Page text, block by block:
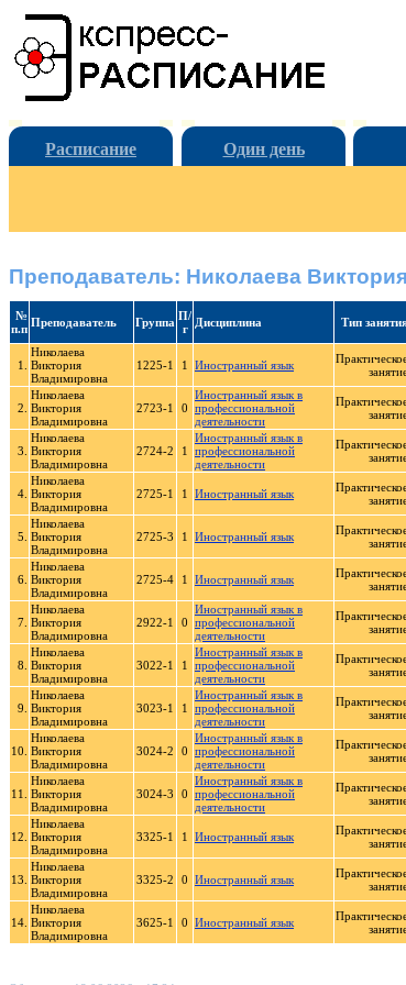
Расписание Один день
Преподаватель: Николаева
№
п.п Преподаватель Группа П/
г
Дисциплина Тип
1.
Николаева
Виктория
Владимировна
1225-1 1 Иностранный язык
2.
Николаева
Виктория
Владимировна
2723-1 0
Иностранный язык в
профессиональной
деятельности
3.
Николаева
Виктория
Владимировна
2724-2 1
Иностранный язык в
профессиональной
деятельности
4.
Николаева
Виктория
Владимировна
2725-1 1 Иностранный язык
5.
Николаева
Виктория
Владимировна
2725-3 1 Иностранный язык
6.
Николаева
Виктория
Владимировна
2725-4 1 Иностранный язык
7.
Николаева
Виктория
Владимировна
2922-1 0
Иностранный язык в
профессиональной
деятельности
8.
Николаева
Виктория
Владимировна
3022-1 1
Иностранный язык в
профессиональной
деятельности
9.
Николаева
Виктория
Владимировна
3023-1 1
Иностранный язык в
профессиональной
деятельности
10.
Николаева
Виктория
Владимировна
3024-2 0
Иностранный язык в
профессиональной
деятельности
11.
Николаева
Виктория
Владимировна
3024-3 0
Иностранный язык в
профессиональной
деятельности
12.
Николаева
Виктория
Владимировна
3325-1 1 Иностранный язык
13.
Николаева
Виктория
Владимировна
3325-2 0 Иностранный язык
14.
Николаева
Виктория
Владимировна
3625-1 0 Иностранный язык